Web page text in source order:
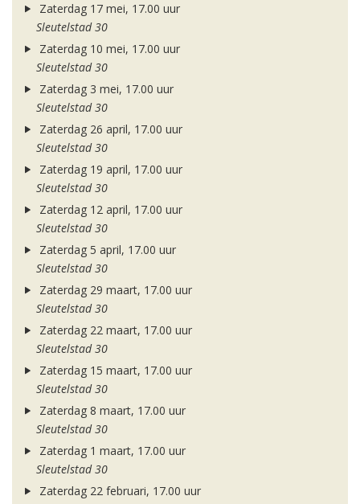
Zaterdag 17 mei, 17.00 uur
Sleutelstad 30
Zaterdag 10 mei, 17.00 uur
Sleutelstad 30
Zaterdag 3 mei, 17.00 uur
Sleutelstad 30
Zaterdag 26 april, 17.00 uur
Sleutelstad 30
Zaterdag 19 april, 17.00 uur
Sleutelstad 30
Zaterdag 12 april, 17.00 uur
Sleutelstad 30
Zaterdag 5 april, 17.00 uur
Sleutelstad 30
Zaterdag 29 maart, 17.00 uur
Sleutelstad 30
Zaterdag 22 maart, 17.00 uur
Sleutelstad 30
Zaterdag 15 maart, 17.00 uur
Sleutelstad 30
Zaterdag 8 maart, 17.00 uur
Sleutelstad 30
Zaterdag 1 maart, 17.00 uur
Sleutelstad 30
Zaterdag 22 februari, 17.00 uur